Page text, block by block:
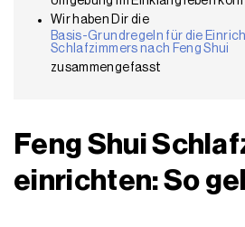
Wir haben Dir die
Basis-Grundregeln für die
Schlafzimmers nach Feng Shui
zusammengefasst
Feng Shui
einrichten: So